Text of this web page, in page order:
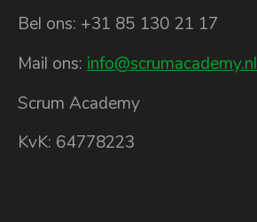
Bel ons: +31 85 130 21 17
Mail ons: info@scrumacademy.nl
Scrum Academy
KvK: 64778223